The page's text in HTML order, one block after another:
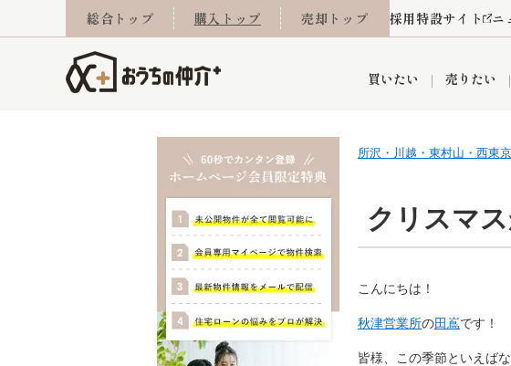
総合トップ 購入トップ 売却トップ 採用特設サイト ニ
買いたい
当社お預かり物件 グループ会社施工物件
売りたい
住み替え 離婚 不動産買取
小手指営業所 所沢営業所 東所沢営業所
所沢・川越・東村山・西東
クリスマ
こんにちは！
秋津営業所の田嶌です！
皆様、この季節といえば